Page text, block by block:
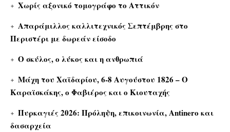
Χωρίς αξονικό τομογράφο το Αττικόν
Απαράμιλλος καλλιτεχνικός Σεπτέμβρης στο
Περιστέρι με δωρεάν είσοδο
Ο σκύλος, ο λύκος και η ανθρωπιά
Μάχη του Χαϊδαρίου, 6-8 Αυγούστου 1826 – Ο
Καραϊσκάκης, ο Φαβιέρος και ο Κιουταχής
Πυρκαγιές 2026: Πρόληψη, επικοινωνία, Antinero και
δασαρχεία